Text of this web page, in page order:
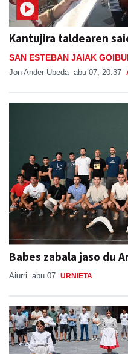
Kantujira taldearen
SAN ESTEBAN JAIAK
Jon Ander Ubeda abu 07, 20:37
Babes zabala jaso du
Aiurri abu 07 URNIETA